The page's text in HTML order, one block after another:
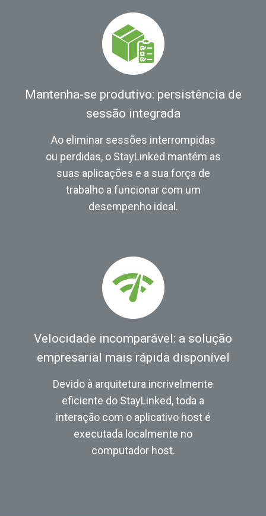
Mantenha-se produtivo: persistência de
sessão integrada
Ao eliminar sessões interrompidas
ou perdidas, o StayLinked mantém as
suas aplicações e a sua força de
trabalho a funcionar com um
desempenho ideal.
Velocidade incomparável: a solução
empresarial mais rápida disponível
Devido à arquitetura incrivelmente
eficiente do StayLinked, toda a
interação com o aplicativo host é
executada localmente no
computador host.